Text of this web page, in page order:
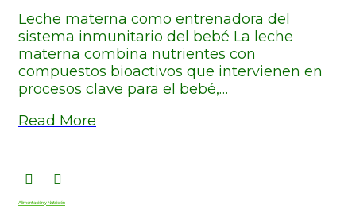
Leche materna como entrenadora del
sistema inmunitario del bebé La leche
materna combina nutrientes con
compuestos bioactivos que intervienen en
procesos clave para el bebé,…
Read More
Alimentación y Nutrición